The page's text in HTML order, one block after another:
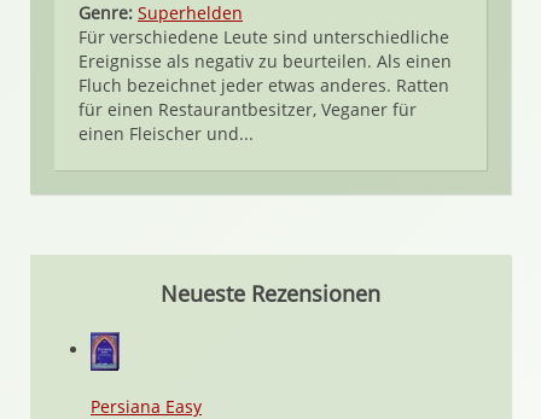
Genre: Superhelden
Für verschiedene Leute sind unterschiedliche
Ereignisse als negativ zu beurteilen. Als einen
Fluch bezeichnet jeder etwas anderes. Ratten
für einen Restaurantbesitzer, Veganer für
einen Fleischer und...
Neueste Rezensionen
Persiana Easy